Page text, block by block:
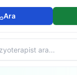
Ara